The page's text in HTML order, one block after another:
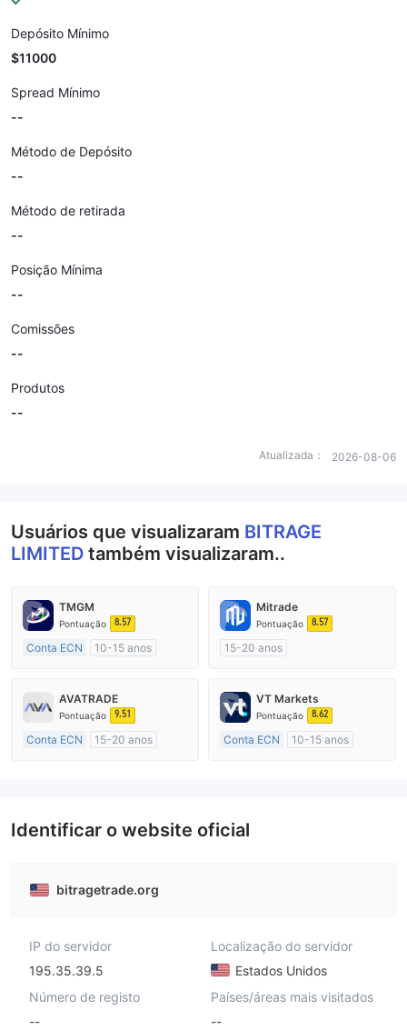
Depósito Mínimo
$11000
Spread Mínimo
--
Método de Depósito
--
Método de retirada
--
Posição Mínima
--
Comissões
--
Produtos
--
Atualizada： 2026-08-06
Usuários que visualizaram BITRAGE
LIMITED também visualizaram..
TMGM
Pontuação 8.57
Conta ECN
10-15 anos
Etiqueta principal MT4
Mitrade
Pontuação 8.57
15-20 anos
Market Marketing (MM)
Autopesquisa
AVATRADE
Pontuação 9.51
Conta ECN
15-20 anos
VT Markets
Pontuação 8.62
Conta ECN
10-15 anos
Identificar o website oficial
bitragetrade.org
IP do servidor
195.35.39.5
Localização do servidor
Estados Unidos
Número de registo
--
Países/áreas mais visitados
--